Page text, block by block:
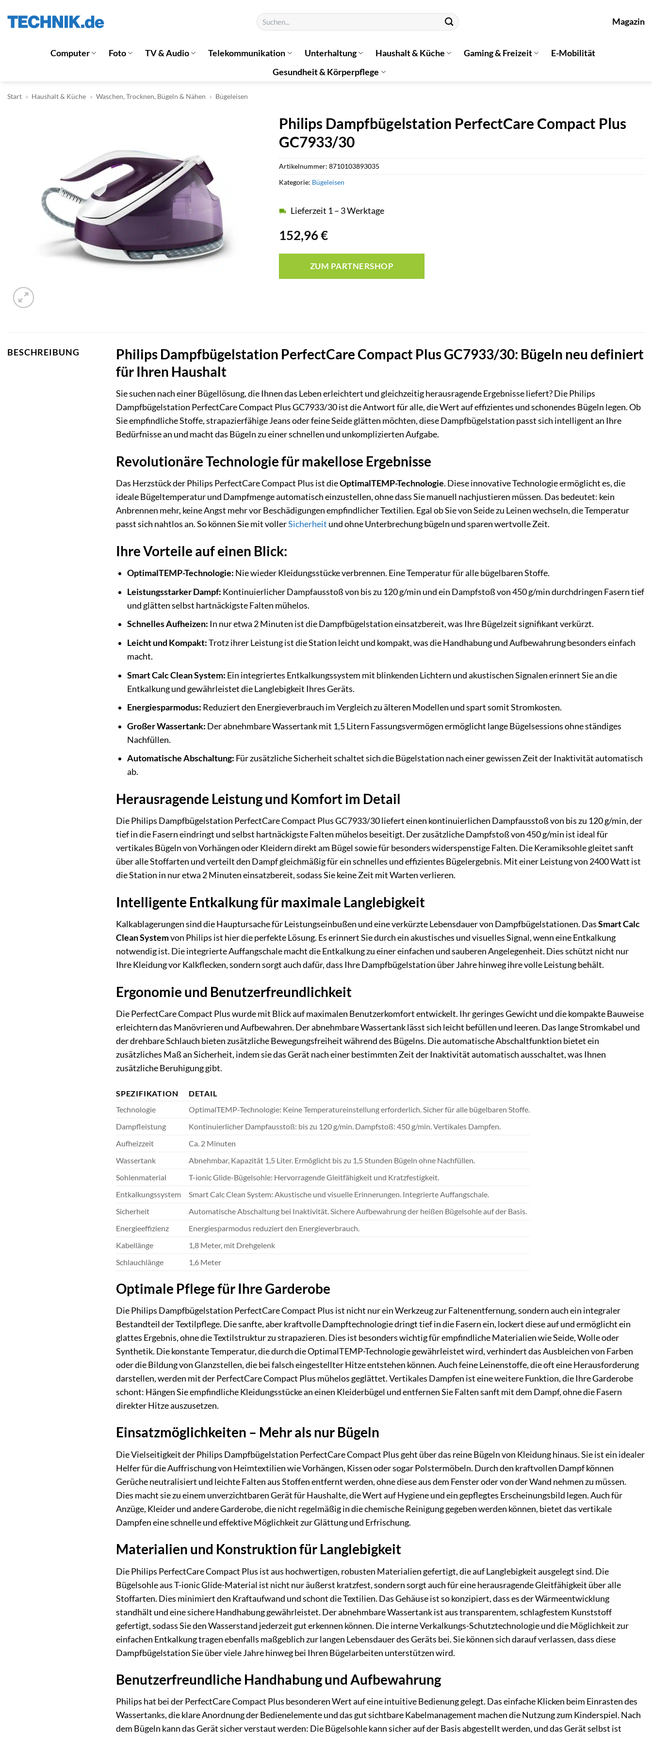
Inhalt
Suchen
nach:
Magazin
Computer Foto TV & Audio Telekommunikation Unterhaltung Haushalt & Küche Gaming & Freizeit
E-Mobilität
Gesundheit & Körperpflege
Start » Haushalt & Küche » Waschen, Trocknen, Bügeln & Nähen » Bügeleisen
Philips Dampfbügelstation PerfectCare Compact Plus
GC7933/30
152,96€
Lieferzeit 1 – 3 Werktage
ZUM PARTNERSHOP
Artikelnummer: 8710103893035
Kategorie: Bügeleisen
BESCHREIBUNG
Philips Dampfbügelstation PerfectCare Compact Plus GC7933/30: Bügeln neu definiert
für Ihren Haushalt
Sie suchen nach einer Bügellösung, die Ihnen das Leben erleichtert und gleichzeitig herausragende Ergebnisse liefert? Die Philips
Dampfbügelstation PerfectCare Compact Plus GC7933/30 ist die Antwort für alle, die Wert auf effizientes und schonendes Bügeln legen. Ob
Sie empfindliche Stoffe, strapazierfähige Jeans oder feine Seide glätten möchten, diese Dampfbügelstation passt sich intelligent an Ihre
Bedürfnisse an und macht das Bügeln zu einer schnellen und unkomplizierten Aufgabe.
Revolutionäre Technologie für makellose Ergebnisse
Das Herzstück der Philips PerfectCare Compact Plus ist dieOptimalTEMP-Technologie. Diese innovative Technologie ermöglicht es, die
ideale Bügeltemperatur und Dampfmenge automatisch einzustellen, ohne dass Sie manuell nachjustieren müssen. Das bedeutet: kein
Anbrennen mehr, keine Angst mehr vor Beschädigungen empfindlicher Textilien. Egal ob Sie von Seide zu Leinen wechseln, die Temperatur
passt sich nahtlos an. So können Sie mit vollerSicherheit und ohne Unterbrechung bügeln und sparen wertvolle Zeit.
Ihre Vorteile auf einen Blick:
OptimalTEMP-Technologie: Nie wieder Kleidungsstücke verbrennen. Eine Temperatur für alle bügelbaren Stoffe.
Leistungsstarker Dampf: Kontinuierlicher Dampfausstoß von bis zu 120 g/min und ein Dampfstoß von 450 g/min durchdringen Fasern tief
und glätten selbst hartnäckigste Falten mühelos.
Schnelles Aufheizen: In nur etwa 2 Minuten ist die Dampfbügelstation einsatzbereit, was Ihre Bügelzeit signifikant verkürzt.
Leicht und Kompakt:Trotz ihrer Leistung ist die Station leicht und kompakt, was die Handhabung und Aufbewahrung besonders einfach
macht.
Smart Calc Clean System: Ein integriertes Entkalkungssystem mit blinkenden Lichtern und akustischen Signalen erinnert Sie an die
Entkalkung und gewährleistet die Langlebigkeit Ihres Geräts.
Energiesparmodus: Reduziert den Energieverbrauch im Vergleich zu älteren Modellen und spart somit Stromkosten.
Großer Wassertank: Der abnehmbare Wassertank mit 1,5 Litern Fassungsvermögen ermöglicht lange Bügelsessions ohne ständiges
Nachfüllen.
Automatische Abschaltung: Für zusätzliche Sicherheit schaltet sich die Bügelstation nach einer gewissen Zeit der Inaktivität automatisch
ab.
Herausragende Leistung und Komfort im Detail
Die Philips Dampfbügelstation PerfectCare Compact Plus GC7933/30 liefert einen kontinuierlichen Dampfausstoß von bis zu 120 g/min, der
tief in die Fasern eindringt und selbst hartnäckigste Falten mühelos beseitigt. Der zusätzliche Dampfstoß von 450 g/min ist ideal für
vertikales Bügeln von Vorhängen oder Kleidern direkt am Bügel sowie für besonders widerspenstige Falten. Die Keramiksohle gleitet sanft
über alle Stoffarten und verteilt den Dampf gleichmäßig für ein schnelles und effizientes Bügelergebnis. Mit einer Leistung von 2400 Watt ist
die Station in nur etwa 2 Minuten einsatzbereit, sodass Sie keine Zeit mit Warten verlieren.
Intelligente Entkalkung für maximale Langlebigkeit
Kalkablagerungen sind die Hauptursache für Leistungseinbußen und eine verkürzte Lebensdauer von Dampfbügelstationen. DasSmart Calc
Clean Systemvon Philips ist hier die perfekte Lösung. Es erinnert Sie durch ein akustisches und visuelles Signal, wenn eine Entkalkung
notwendig ist. Die integrierte Auffangschale macht die Entkalkung zu einer einfachen und sauberen Angelegenheit. Dies schützt nicht nur
Ihre Kleidung vor Kalkflecken, sondern sorgt auch dafür, dass Ihre Dampfbügelstation über Jahre hinweg ihre volle Leistung behält.
Ergonomie und Benutzerfreundlichkeit
Die PerfectCare Compact Plus wurde mit Blick auf maximalen Benutzerkomfort entwickelt. Ihr geringes Gewicht und die kompakte Bauweise
erleichtern das Manövrieren und Aufbewahren. Der abnehmbare Wassertank lässt sich leicht befüllen und leeren. Das lange Stromkabel und
der drehbare Schlauch bieten zusätzliche Bewegungsfreiheit während des Bügelns. Die automatische Abschaltfunktion bietet ein
zusätzliches Maß an Sicherheit, indem sie das Gerät nach einer bestimmten Zeit der Inaktivität automatisch ausschaltet, was Ihnen
zusätzliche Beruhigung gibt.
SPEZIFIKATION
DETAIL
Technologie
OptimalTEMP-Technologie: Keine Temperatureinstellung erforderlich. Sicher für alle bügelbaren Stoffe.
Dampfleistung
Kontinuierlicher Dampfausstoß: bis zu 120 g/min. Dampfstoß: 450 g/min. Vertikales Dampfen.
Aufheizzeit
Ca. 2 Minuten
Wassertank
Abnehmbar, Kapazität 1,5 Liter. Ermöglicht bis zu 1,5 Stunden Bügeln ohne Nachfüllen.
Sohlenmaterial
T-ionic Glide-Bügelsohle: Hervorragende Gleitfähigkeit und Kratzfestigkeit.
Entkalkungssystem
Smart Calc Clean System: Akustische und visuelle Erinnerungen. Integrierte Auffangschale.
Sicherheit
Automatische Abschaltung bei Inaktivität. Sichere Aufbewahrung der heißen Bügelsohle auf der Basis.
Energieeffizienz
Energiesparmodus reduziert den Energieverbrauch.
Kabellänge
1,8 Meter, mit Drehgelenk
Schlauchlänge
1,6 Meter
Optimale Pflege für Ihre Garderobe
Die Philips Dampfbügelstation PerfectCare Compact Plus ist nicht nur ein Werkzeug zur Faltenentfernung, sondern auch ein integraler
Bestandteil der Textilpflege. Die sanfte, aber kraftvolle Dampftechnologie dringt tief in die Fasern ein, lockert diese auf und ermöglicht ein
glattes Ergebnis, ohne die Textilstruktur zu strapazieren. Dies ist besonders wichtig für empfindliche Materialien wie Seide, Wolle oder
Synthetik. Die konstante Temperatur, die durch die OptimalTEMP-Technologie gewährleistet wird, verhindert das Ausbleichen von Farben
oder die Bildung von Glanzstellen, die bei falsch eingestellter Hitze entstehen können. Auch feine Leinenstoffe, die oft eine Herausforderung
darstellen, werden mit der PerfectCare Compact Plus mühelos geglättet. Vertikales Dampfen ist eine weitere Funktion, die Ihre Garderobe
schont: Hängen Sie empfindliche Kleidungsstücke an einen Kleiderbügel und entfernen Sie Falten sanft mit dem Dampf, ohne die Fasern
direkter Hitze auszusetzen.
Einsatzmöglichkeiten – Mehr als nur Bügeln
Die Vielseitigkeit der Philips Dampfbügelstation PerfectCare Compact Plus geht über das reine Bügeln von Kleidung hinaus. Sie ist ein idealer
Helfer für die Auffrischung von Heimtextilien wie Vorhängen, Kissen oder sogar Polstermöbeln. Durch den kraftvollen Dampf können
Gerüche neutralisiert und leichte Falten aus Stoffen entfernt werden, ohne diese aus dem Fenster oder von der Wand nehmen zu müssen.
Dies macht sie zu einem unverzichtbaren Gerät für Haushalte, die Wert auf Hygiene und ein gepflegtes Erscheinungsbild legen. Auch für
Anzüge, Kleider und andere Garderobe, die nicht regelmäßig in die chemische Reinigung gegeben werden können, bietet das vertikale
Dampfen eine schnelle und effektive Möglichkeit zur Glättung und Erfrischung.
Materialien und Konstruktion für Langlebigkeit
Die Philips PerfectCare Compact Plus ist aus hochwertigen, robusten Materialien gefertigt, die auf Langlebigkeit ausgelegt sind. Die
Bügelsohle aus T-ionic Glide-Material ist nicht nur äußerst kratzfest, sondern sorgt auch für eine herausragende Gleitfähigkeit über alle
Stoffarten. Dies minimiert den Kraftaufwand und schont die Textilien. Das Gehäuse ist so konzipiert, dass es der Wärmeentwicklung
standhält und eine sichere Handhabung gewährleistet. Der abnehmbare Wassertank ist aus transparentem, schlagfestem Kunststoff
gefertigt, sodass Sie den Wasserstand jederzeit gut erkennen können. Die interne Verkalkungs-Schutztechnologie und die Möglichkeit zur
einfachen Entkalkung tragen ebenfalls maßgeblich zur langen Lebensdauer des Geräts bei. Sie können sich darauf verlassen, dass diese
Dampfbügelstation Sie über viele Jahre hinweg bei Ihren Bügelarbeiten unterstützen wird.
Benutzerfreundliche Handhabung und Aufbewahrung
Philips hat bei der PerfectCare Compact Plus besonderen Wert auf eine intuitive Bedienung gelegt. Das einfache Klicken beim Einrasten des
Wassertanks, die klare Anordnung der Bedienelemente und das gut sichtbare Kabelmanagement machen die Nutzung zum Kinderspiel. Nach
dem Bügeln kann das Gerät sicher verstaut werden: Die Bügelsohle kann sicher auf der Basis abgestellt werden, und das Gerät selbst ist